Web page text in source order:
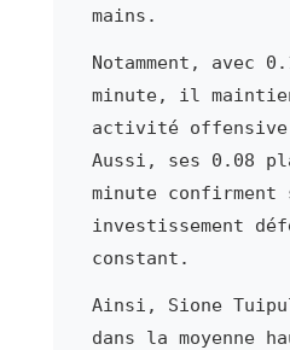
mains.
Notamment, avec
minute, il
activité
Aussi, ses 0.08
minute confirment
investissement
constant.
Ainsi, Sione
dans la moyenne